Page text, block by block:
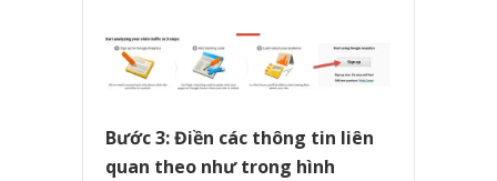
Bước 3: Điền các thông tin liên
quan theo như trong hình